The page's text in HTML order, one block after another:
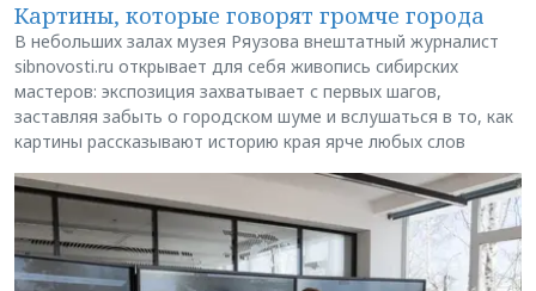
Картины, которые говорят громче города
В небольших залах музея Ряузова внештатный журналист
sibnovosti.ru открывает для себя живопись сибирских
мастеров: экспозиция захватывает с первых шагов,
заставляя забыть о городском шуме и вслушаться в то, как
картины рассказывают историю края ярче любых слов